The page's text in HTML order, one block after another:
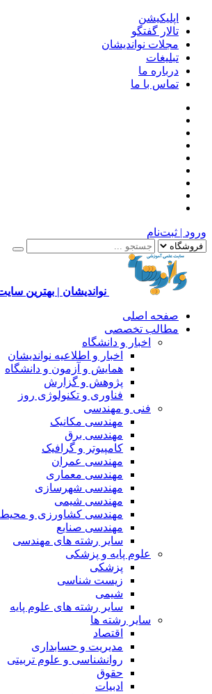
اپلیکیشن
تالار گفتگو
مجلات نواندیشان
تبلیغات
درباره ما
تماس با ما
ورود | ثبت‌نام
نواندیشان | بهترین
صفحه اصلی
مطالب تخصصی
اخبار و دانشگاه
اخبار و اطلاعیه نواندیشان
همایش و آزمون و دانشگاه
پژوهش و گزارش
فناوری و تکنولوژی روز
فنی و مهندسی
مهندسی مکانیک
مهندسی برق
کامپیوتر و گرافیک
مهندسی عمران
مهندسی معماری
مهندسی شهرسازی
مهندسی شیمی
مهندسی کشاورزی و
مهندسی صنایع
سایر رشته های مهندسی
علوم پایه و پزشکی
پزشکی
زیست شناسی
شیمی
سایر رشته های علوم پایه
سایر رشته ها
اقتصاد
مدیریت و حسابداری
روانشناسی و علوم تربیتی
حقوق
ادبیات